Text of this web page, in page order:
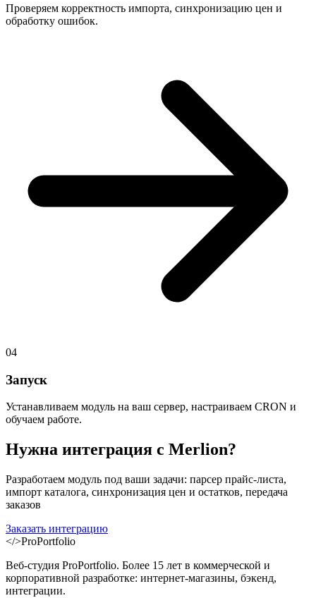
Проверяем корректность импорта, синхронизацию цен и
обработку ошибок.
04
Запуск
Устанавливаем модуль на ваш сервер, настраиваем CRON и
обучаем работе.
Нужна интеграция с Merlion?
Разработаем модуль под ваши задачи: парсер прайс-листа,
импорт каталога, синхронизация цен и остатков, передача
заказов
Заказать интеграцию
</>ProPortfolio
Веб-студия ProPortfolio. Более 15 лет в коммерческой и
корпоративной разработке: интернет-магазины, бэкенд,
интеграции.